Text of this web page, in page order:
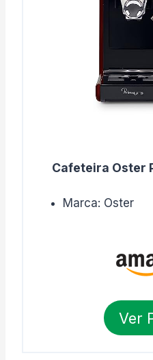
Cafeteira Oster
Marca: Oster
Ver